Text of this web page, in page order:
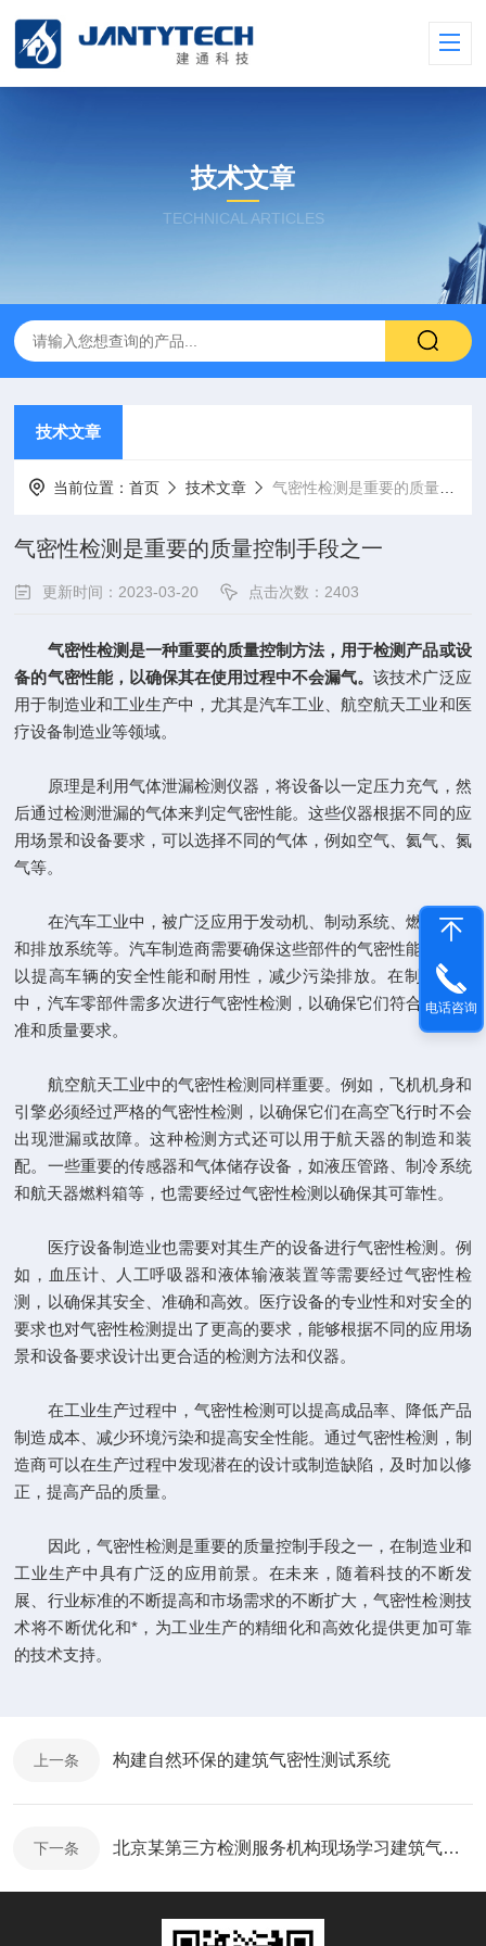
技术文章
TECHNICAL ARTICLES
技术文章
当前位置：首页 技术文章 气密性检测是重要的质量控制手段之一
气密性检测是重要的质量控制手段之一
更新时间：2023-03-20 点击次数：2403
气密性检测是一种重要的质量控制方法，用于检测产品或设
备的气密性能，以确保其在使用过程中不会漏气。该技术广泛应
用于制造业和工业生产中，尤其是汽车工业、航空航天工业和医
疗设备制造业等领域。
原理是利用气体泄漏检测仪器，将设备以一定压力充气，然
后通过检测泄漏的气体来判定气密性能。这些仪器根据不同的应
用场景和设备要求，可以选择不同的气体，例如空气、氦气、氮
气等。
在汽车工业中，被广泛应用于发动机、制动系统、燃油系统
和排放系统等。汽车制造商需要确保这些部件的气密性能良好，
以提高车辆的安全性能和耐用性，减少污染排放。在制造流程
中，汽车零部件需多次进行气密性检测，以确保它们符合行业标
准和质量要求。
航空航天工业中的气密性检测同样重要。例如，飞机机身和
引擎必须经过严格的气密性检测，以确保它们在高空飞行时不会
出现泄漏或故障。这种检测方式还可以用于航天器的制造和装
配。一些重要的传感器和气体储存设备，如液压管路、制冷系统
和航天器燃料箱等，也需要经过气密性检测以确保其可靠性。
医疗设备制造业也需要对其生产的设备进行气密性检测。例
如，血压计、人工呼吸器和液体输液装置等需要经过气密性检
测，以确保其安全、准确和高效。医疗设备的专业性和对安全的
要求也对气密性检测提出了更高的要求，能够根据不同的应用场
景和设备要求设计出更合适的检测方法和仪器。
在工业生产过程中，气密性检测可以提高成品率、降低产品
制造成本、减少环境污染和提高安全性能。通过气密性检测，制
造商可以在生产过程中发现潜在的设计或制造缺陷，及时加以修
正，提高产品的质量。
因此，气密性检测是重要的质量控制手段之一，在制造业和
工业生产中具有广泛的应用前景。在未来，随着科技的不断发
展、行业标准的不断提高和市场需求的不断扩大，气密性检测技
术将不断优化和*，为工业生产的精细化和高效化提供更加可靠
的技术支持。
上一条 构建自然环保的建筑气密性测试系统
下一条 北京某第三方检测服务机构现场学习建筑气密性测试系统
电话咨询